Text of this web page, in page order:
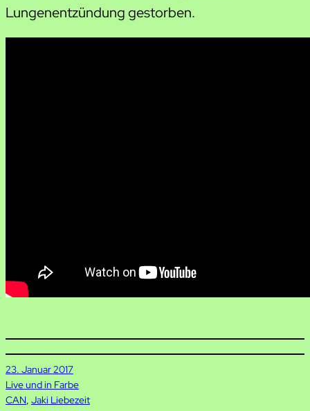
Lungenentzündung gestorben.
23. Januar 2017
Live und in Farbe
CAN, Jaki Liebezeit